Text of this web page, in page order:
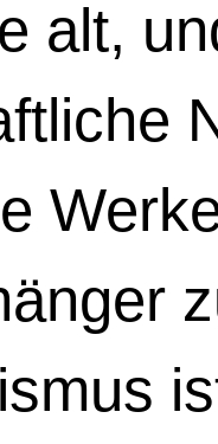
alt,